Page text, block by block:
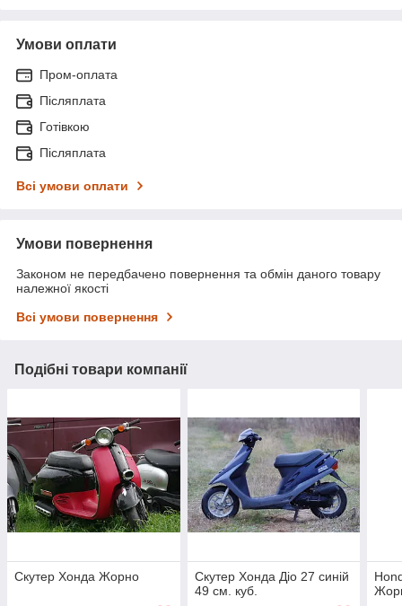
Умови оплати
Пром-оплата
Післяплата
Готівкою
Післяплата
Всі умови оплати
Умови повернення
Законом не передбачено повернення та обмін даного товару
належної якості
Всі умови повернення
Подібні товари компанії
Скутер Хонда Жорно
Скутер Хонда Діо 27 синій
49 см. куб.